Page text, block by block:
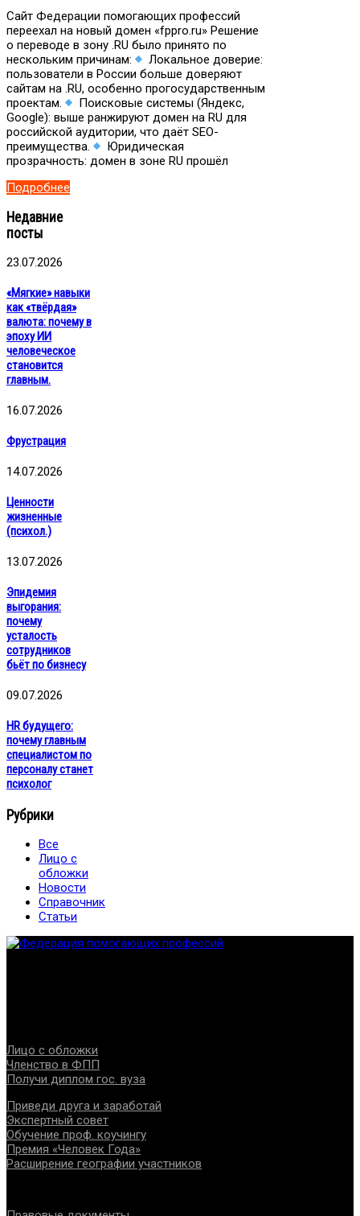
Сайт Федерации помогающих профессий
переехал на новый домен «fppro.ru» Решение
о переводе в зону .RU было принято по
нескольким причинам:
Локальное доверие:
пользователи в России больше доверяют
сайтам на .RU, особенно прогосударственным
проектам.
Поисковые системы (Яндекс,
Google): выше ранжируют домен на RU для
российской аудитории, что даёт SEO-
преимущества.
Юридическая
прозрачность: домен в зоне RU прошёл
Подробнее
Недавние
посты
23.07.2026
«Мягкие» навыки
как «твёрдая»
валюта: почему в
эпоху ИИ
человеческое
становится
главным.
16.07.2026
Фрустрация
14.07.2026
Ценности
жизненные
(психол.)
13.07.2026
Эпидемия
выгорания:
почему
усталость
сотрудников
бьёт по бизнесу
09.07.2026
HR будущего:
почему главным
специалистом по
персоналу станет
психолог
Рубрики
Все
Лицо с
обложки
Новости
Справочник
Статьи
Лицо с обложки
Членство в ФПП
Получи диплом гос. вуза
Приведи друга и заработай
Экспертный совет
Обучение проф. коучингу
Премия «Человек Года»
Расширение географии участников